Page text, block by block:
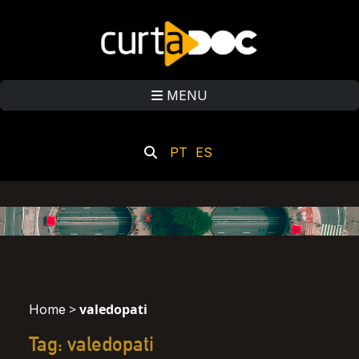
MENU
PT ES
Home >valedopati
Tag: valedopati